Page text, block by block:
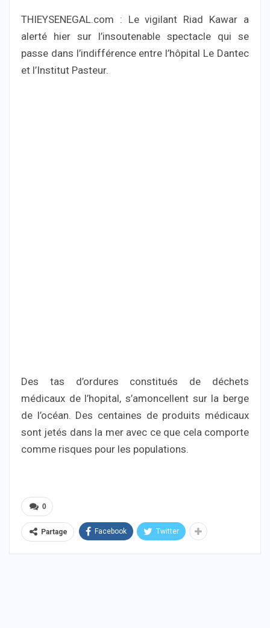
THIEYSENEGAL.com : Le vigilant Riad Kawar a
alerté hier sur l’insoutenable spectacle qui se
passe dans l’indifférence entre l’hôpital Le Dantec
et l’Institut Pasteur.
Des tas d’ordures constitués de déchets
médicaux de l’hopital, s’amoncellent sur la berge
de l’océan. Des centaines de produits médicaux
sont jetés dans la mer avec ce que cela comporte
comme risques pour les populations.
0
Partage Facebook Twitter